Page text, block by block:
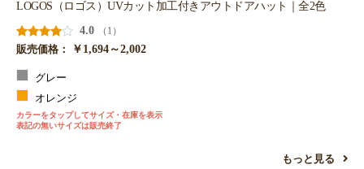
LOGOS（ロゴス）UVカット加工付きアウトドアハット｜全2色
4.0
（1）
販売価格：
￥1,694～2,002
グレー
オレンジ
カラーをタップしてサイズ・在庫を表示
表記の無いサイズは販売終了
もっと見る